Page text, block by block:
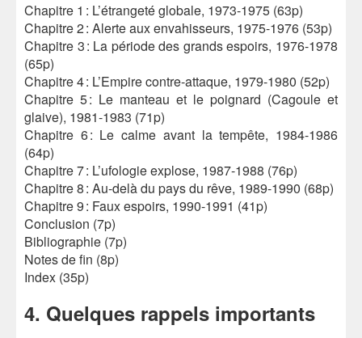
Chapitre 1 : L’étrangeté globale, 1973-1975 (63p)
Chapitre 2 : Alerte aux envahisseurs, 1975-1976 (53p)
Chapitre 3 : La période des grands espoirs, 1976-1978
(65p)
Chapitre 4 : L’Empire contre-attaque, 1979-1980 (52p)
Chapitre 5 : Le manteau et le poignard (Cagoule et
glaive), 1981-1983 (71p)
Chapitre 6 : Le calme avant la tempête, 1984-1986
(64p)
Chapitre 7 : L’ufologie explose, 1987-1988 (76p)
Chapitre 8 : Au-delà du pays du rêve, 1989-1990 (68p)
Chapitre 9 : Faux espoirs, 1990-1991 (41p)
Conclusion (7p)
Bibliographie (7p)
Notes de fin (8p)
Index (35p)
4. Quelques rappels importants